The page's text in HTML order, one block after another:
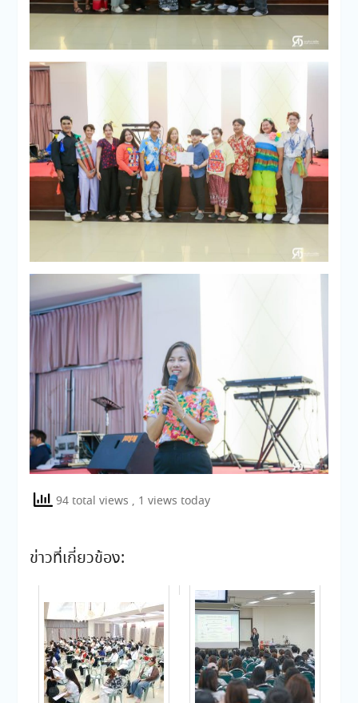
94 total views , 1 views today
ข่าวที่เกี่ยวข้อง: